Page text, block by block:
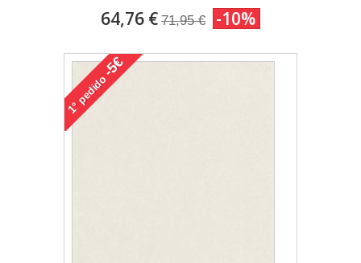
64,76 € 71,95 € -10%
1°
pedido
-5€